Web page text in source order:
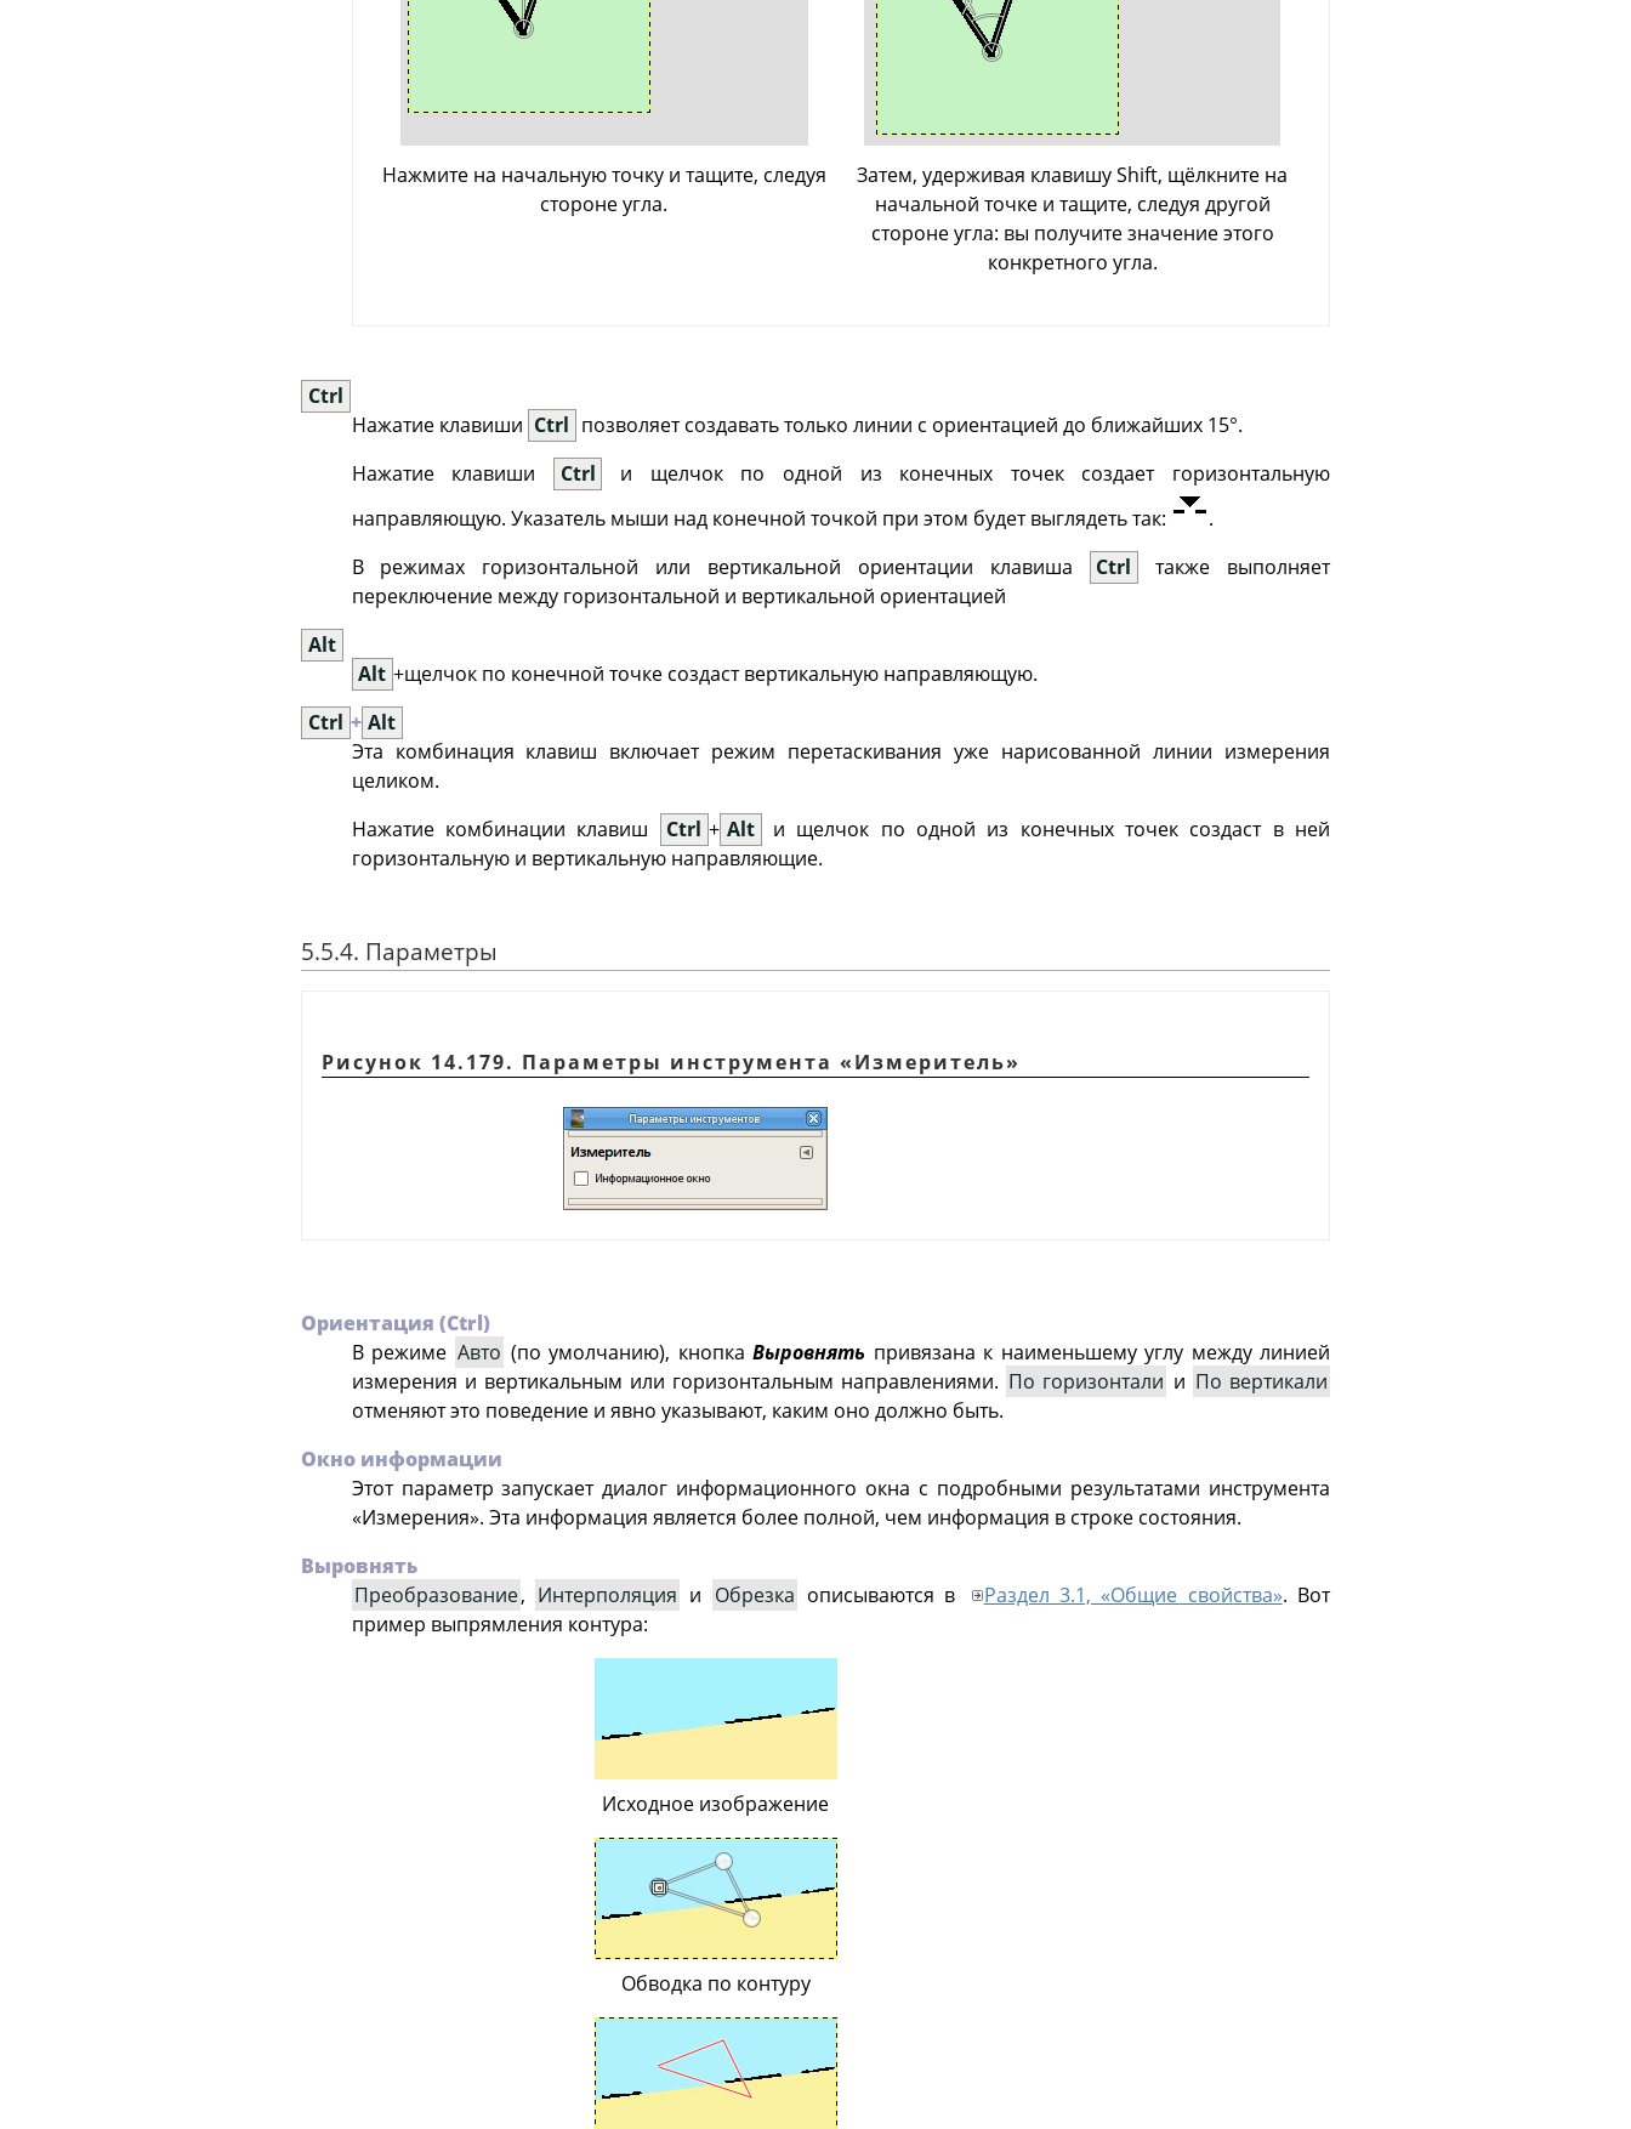
Нажмите на начальную точку и тащите, следуя
стороне угла.
Затем, удерживая клавишу Shift, щёлкните на
начальной точке и тащите, следуя другой
стороне угла: вы получите значение этого
конкретного угла.
Ctrl
Нажатие клавиши Ctrl позволяет создавать только линии с ориентацией до ближайших 15°.
Нажатие клавиши
Ctrl
и щелчок по одной из конечных точек создает горизонтальную
направляющую. Указатель мыши над конечной точкой при этом будет выглядеть так:
.
В режимах горизонтальной или вертикальной ориентации клавиша
Ctrl
также выполняет
переключение между горизонтальной и вертикальной ориентацией
Alt
Alt +щелчок по конечной точке создаст вертикальную направляющую.
Ctrl + Alt
Эта комбинация клавиш включает режим перетаскивания уже нарисованной линии измерения
целиком.
Нажатие комбинации клавиш
Ctrl + Alt
и щелчок по одной из конечных точек создаст в ней
горизонтальную и вертикальную направляющие.
5.5.4. Параметры
Рисунок 14.179. Параметры инструмента «Измеритель»
Ориентация (Ctrl)
В режиме Авто (по умолчанию), кнопкаВыровнять привязана к наименьшему углу между линией
измерения и вертикальным или горизонтальным направлениями. По горизонтали и По вертикали
отменяют это поведение и явно указывают, каким оно должно быть.
Окно информации
Этот параметр запускает диалог информационного окна с подробными результатами инструмента
«Измерения». Эта информация является более полной, чем информация в строке состояния.
Выровнять
Преобразование, Интерполяция и Обрезка описываются в Раздел 3.1, «Общие свойства». Вот
пример выпрямления контура:
Исходное изображение
Обводка по контуру